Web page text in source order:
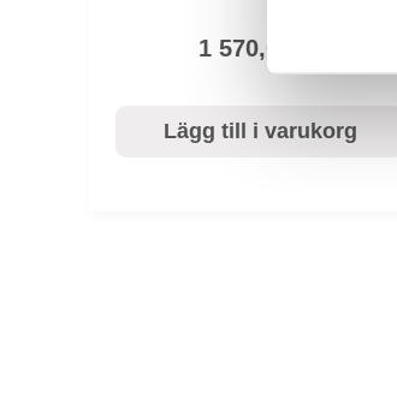
1 570,00
Lägg till i varukorg